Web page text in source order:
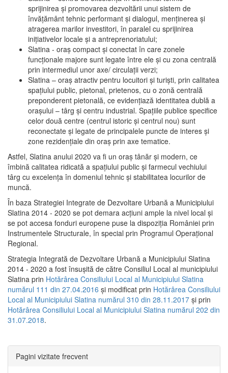
sprijinirea şi promovarea dezvoltării unui sistem de
învăţământ tehnic performant şi dialogul, menţinerea şi
atragerea marilor investitori, în paralel cu sprijinirea
iniţiativelor locale şi a antreprenoriatului;
Slatina - oraş compact şi conectat în care zonele
funcţionale majore sunt legate între ele şi cu zona centrală
prin intermediul unor axe/ circulații verzi;
Slatina – oraş atractiv pentru locuitori şi turişti, prin calitatea
spaţiului public, pietonal, prietenos, cu o zonă centrală
preponderent pietonală, ce evidenţiază identitatea dublă a
oraşului – târg şi centru industrial. Spaţiile publice specifice
celor două centre (centrul istoric şi centrul nou) sunt
reconectate şi legate de principalele puncte de interes şi
zone rezidenţiale din oraş prin axe tematice.
Astfel, Slatina anului 2020 va fi un oraş tânăr şi modern, ce
îmbină calitatea ridicată a spaţiului public şi farmecul vechiului
târg cu excelenţa în domeniul tehnic şi stabilitatea locurilor de
muncă.
În baza Strategiei Integrate de Dezvoltare Urbană a Municipiului
Slatina 2014 - 2020 se pot demara acţiuni ample la nivel local şi
se pot accesa fonduri europene puse la dispoziţia României prin
Instrumentele Structurale, în special prin Programul Operațional
Regional.
Strategia Integrată de Dezvoltare Urbană a Municipiului Slatina
2014 - 2020 a fost însuşită de către Consiliul Local al municipiului
Slatina prin Hotărârea Consiliului Local al Municipiului Slatina
numărul 111 din 27.04.2016 și modificat prin Hotărârea Consiliului
Local al Municipiului Slatina numărul 310 din 28.11.2017 și prin
Hotărârea Consiliului Local al Municipiului Slatina numărul 202 din
31.07.2018.
Pagini vizitate frecvent